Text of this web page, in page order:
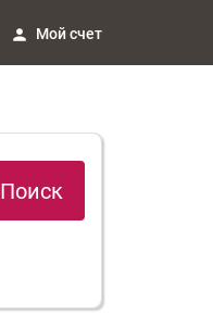
Мой счет
Поиск